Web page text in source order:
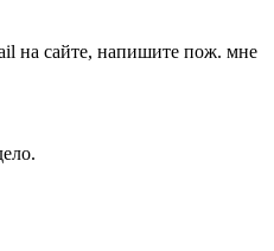
на сайте, напишите пож. мне